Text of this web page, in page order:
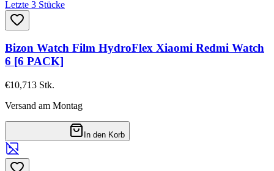
Letzte 3 Stücke
Bizon Watch Film HydroFlex Xiaomi Redmi Watch
6 [6 PACK]
€10,713 Stk.
Versand am Montag
In den Korb